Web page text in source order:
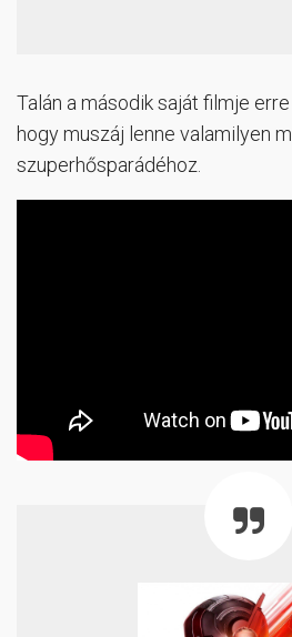
Talán a második saját filmje
hogy muszáj lenne valamilyen
szuperhősparádéhoz.